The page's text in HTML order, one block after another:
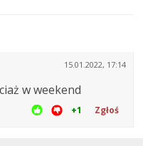
15.01.2022, 17:14
w weekend
+1 Zgłoś